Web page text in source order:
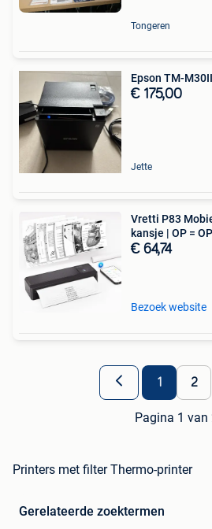
Tongeren
Epson TM-
€ 175,00
Jette
Vretti P83
kansje | OP = OP
€ 64,74
Bezoek website
1 2
Pagina 1 van
Printers met filter Thermo-printer
Gerelateerde zoektermen